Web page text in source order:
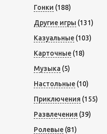
Гонки (188)
Другие игры (131)
Казуальные(103)
Карточные(18)
Музыка (5)
Настольные(10)
Приключения (155)
Развлечения (39)
Ролевые(81)